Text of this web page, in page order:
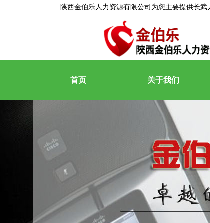
陕西金伯乐人力资源有限公司为您主要提供长武
首页 关于我们